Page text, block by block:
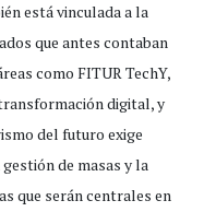
está vinculada a la
que antes contaban
como FITUR TechY,
digital, y
del futuro exige
de masas y la
que serán centrales en